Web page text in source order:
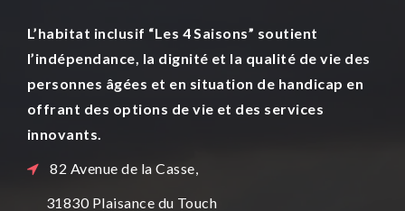
L’habitat inclusif “Les 4 Saisons” soutient
l’indépendance, la dignité et la qualité de vie des
personnes âgées et en situation de handicap en
offrant des options de vie et des services
innovants.
82 Avenue de la Casse,
31830 Plaisance du Touch